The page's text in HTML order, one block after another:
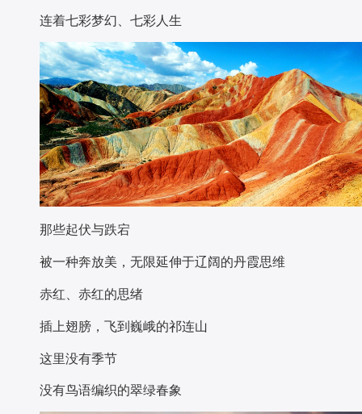
连着七彩梦幻、七彩人生
那些起伏与跌宕
被一种奔放美，无限延伸于辽阔的丹霞思维
赤红、赤红的思绪
插上翅膀，飞到巍峨的祁连山
这里没有季节
没有鸟语编织的翠绿春象